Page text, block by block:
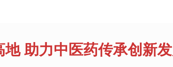
助力中医药传承创新